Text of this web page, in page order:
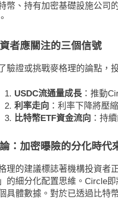
幣、持有加密基礎設施公
者應關注的三個信號
驗證或挑戰麥格理的論點，
USDC流通量成長：推動
利率走向 ：利率下降將壓
比特幣ETF資金流向 ：持
：加密曝險的分化時代
理的建議標誌著機構投資者
的細分化配置思維。Circle
具體數據。對於已透過比特